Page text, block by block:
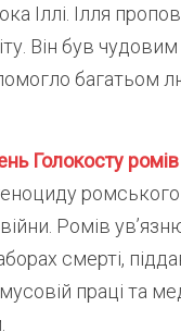
Іллі. Ілля
Він був чудовим
багатьом
Голокосту ромів
ромського
війни. Ромів
смерті,
праці та